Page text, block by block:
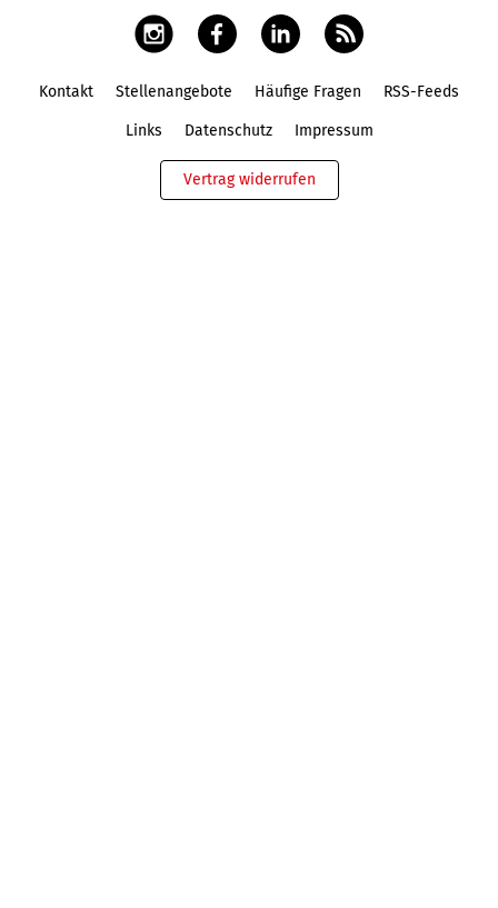
Kontakt Stellenangebote Häufige Fragen RSS-Feeds
Links Datenschutz Impressum
Vertrag widerrufen